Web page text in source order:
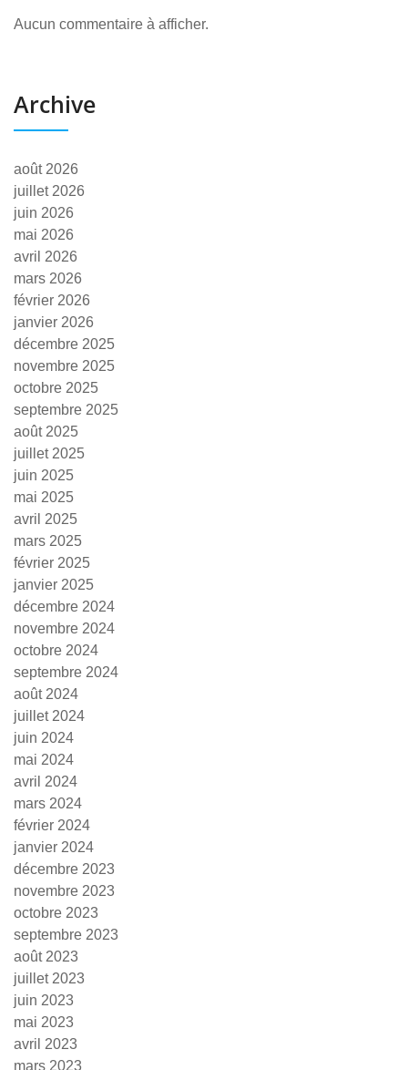
Aucun commentaire à afficher.
Archive
août 2026
juillet 2026
juin 2026
mai 2026
avril 2026
mars 2026
février 2026
janvier 2026
décembre 2025
novembre 2025
octobre 2025
septembre 2025
août 2025
juillet 2025
juin 2025
mai 2025
avril 2025
mars 2025
février 2025
janvier 2025
décembre 2024
novembre 2024
octobre 2024
septembre 2024
août 2024
juillet 2024
juin 2024
mai 2024
avril 2024
mars 2024
février 2024
janvier 2024
décembre 2023
novembre 2023
octobre 2023
septembre 2023
août 2023
juillet 2023
juin 2023
mai 2023
avril 2023
mars 2023